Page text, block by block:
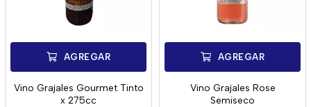
AGREGAR
Vino Grajales Gourmet Tinto
x 275cc
AGREGAR
Vino Grajales Rose
Semiseco